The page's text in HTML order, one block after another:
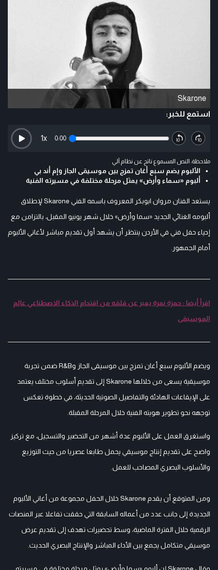
Skarone
استمع للخبر:
0:00
1x
ملاحظة: النص المسموع ناتج عن نظام آلي
الألبوم يضم سبع أغان تمزج بين موسيقى الجاز وإم أند بي
ألبوم «سماء وأرض» يمثل مرحلة مختلفة في مسيرته الفنية
يستعد الفنان مروان ابوبكر المعروف باسمه الفني Skarone لإطلاق
ألبومه الغنائي الجديد «سما وأرض» خلال شهر يونيو المقبل، بالتزامن مع
إحياء حفل فني في الأردن ينتظر أن يشهد أول تقديم مباشر لأغاني الألبوم
أمام الجمهور.
اقرأ أيضا : حمزة نمرة يعبر عن قلقه من اقتحام الذكاء الاصطناعي عالم
الموسيقى
ويضم الألبوم سبع أغان تمزج بين موسيقى الجاز وR&B ضمن تجربة
موسيقية يسعى من خلالها Skarone إلى تقديم أسلوب مختلف يعتمد
على الإيقاعات الهادئة والتفاصيل الصوتية الحديثة، في خطوة تعكس
توجهه نحو تطوير هويته الفنية خلال المرحلة المقبلة.
واستغرق العمل على الألبوم عدة أشهر من التحضير والتسجيل، مع تركيز
واضح على تقديم إنتاج موسيقي يحمل طابعا عصريا من حيث التوزيع
والأسلوب البصري المصاحب للعمل.
ومن المتوقع أن يقدم Skarone خلال الحفل مجموعة من أغاني الألبوم
الجديدة إلى جانب عدد من أعماله السابقة التي حققت تفاعلا عبر المنصات
الرقمية خلال الفترة الماضية، وسط تحضيرات تهدف إلى تقديم عرض
موسيقي متكامل يجمع بين الأداء المباشر والإنتاج البصري الحديث.